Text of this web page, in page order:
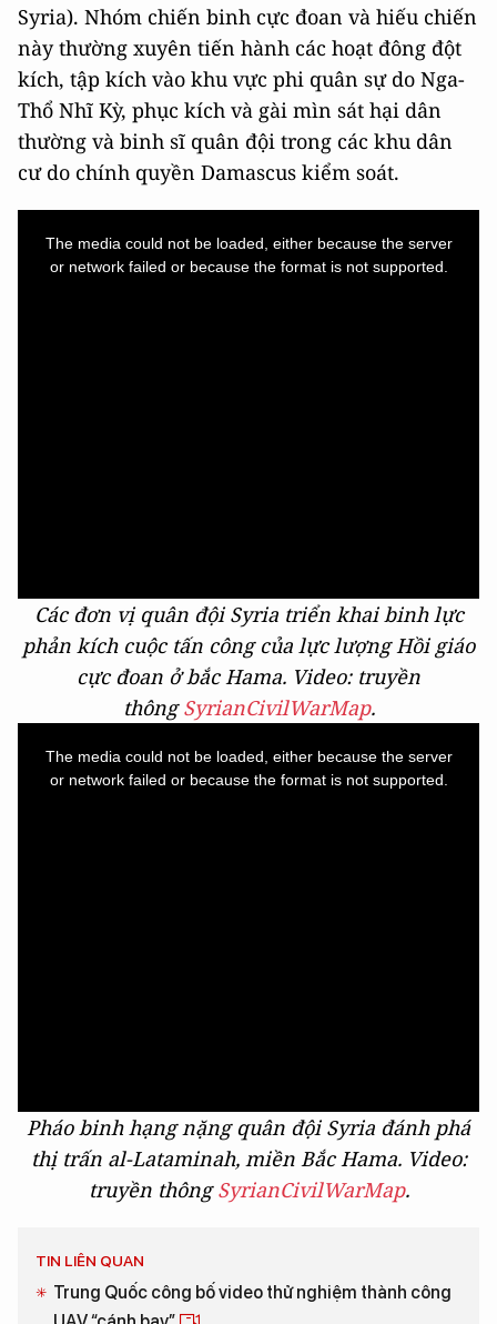
Syria). Nhóm chiến binh cực đoan và hiếu chiến
này thường xuyên tiến hành các hoạt đông đột
kích, tập kích vào khu vực phi quân sự do Nga-
Thổ Nhĩ Kỳ, phục kích và gài mìn sát hại dân
thường và binh sĩ quân đội trong các khu dân
cư do chính quyền Damascus kiểm soát.
The media could not be loaded, either because the server
or network failed or because the format is not supported.
Các đơn vị quân đội Syria triển khai binh lực
phản kích cuộc tấn công của lực lượng Hồi giáo
cực đoan ở bắc Hama. Video: truyền
thôngSyrianCivilWarMap.
The media could not be loaded, either because the server
or network failed or because the format is not supported.
Pháo binh hạng nặng quân đội Syria đánh phá
thị trấn al-Lataminah, miền Bắc Hama. Video:
truyền thôngSyrianCivilWarMap.
TIN LIÊN QUAN
Trung Quốc công bố video thử nghiệm thành công